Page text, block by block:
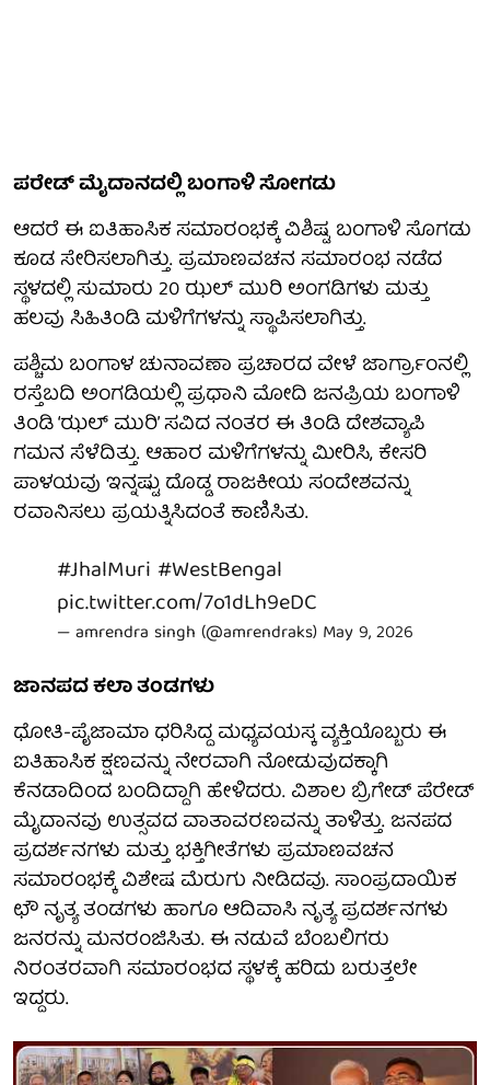
ಪರೇಡ್ ಮೈದಾನದಲ್ಲಿ ಬಂಗಾಳಿ ಸೋಗಡು
ಆದರೆ ಈ ಐತಿಹಾಸಿಕ ಸಮಾರಂಭಕ್ಕೆ ವಿಶಿಷ್ಟ ಬಂಗಾಳಿ ಸೊಗಡು
ಕೂಡ ಸೇರಿಸಲಾಗಿತ್ತು. ಪ್ರಮಾಣವಚನ ಸಮಾರಂಭ ನಡೆದ
ಸ್ಥಳದಲ್ಲಿ ಸುಮಾರು 20 ಝಲ್ ಮುರಿ ಅಂಗಡಿಗಳು ಮತ್ತು
ಹಲವು ಸಿಹಿತಿಂಡಿ ಮಳಿಗೆಗಳನ್ನು ಸ್ಥಾಪಿಸಲಾಗಿತ್ತು.
ಪಶ್ಚಿಮ ಬಂಗಾಳ ಚುನಾವಣಾ ಪ್ರಚಾರದ ವೇಳೆ ಜಾರ್ಗ್ರಾಂನಲ್ಲಿ
ರಸ್ತೆಬದಿ ಅಂಗಡಿಯಲ್ಲಿ ಪ್ರಧಾನಿ ಮೋದಿ ಜನಪ್ರಿಯ ಬಂಗಾಳಿ
ತಿಂಡಿ ‘ಝಲ್ ಮುರಿ’ ಸವಿದ ನಂತರ ಈ ತಿಂಡಿ ದೇಶವ್ಯಾಪಿ
ಗಮನ ಸೆಳೆದಿತ್ತು. ಆಹಾರ ಮಳಿಗೆಗಳನ್ನು ಮೀರಿಸಿ, ಕೇಸರಿ
ಪಾಳಯವು ಇನ್ನಷ್ಟು ದೊಡ್ಡ ರಾಜಕೀಯ ಸಂದೇಶವನ್ನು
ರವಾನಿಸಲು ಪ್ರಯತ್ನಿಸಿದಂತೆ ಕಾಣಿಸಿತು.
#JhalMuri #WestBengal
pic.twitter.com/7o1dLh9eDC
— amrendra singh (@amrendraks) May 9, 2026
ಜಾನಪದ ಕಲಾ ತಂಡಗಳು
ಧೋತಿ-ಪೈಜಾಮಾ ಧರಿಸಿದ್ದ ಮಧ್ಯವಯಸ್ಕ ವ್ಯಕ್ತಿಯೊಬ್ಬರು ಈ
ಐತಿಹಾಸಿಕ ಕ್ಷಣವನ್ನು ನೇರವಾಗಿ ನೋಡುವುದಕ್ಕಾಗಿ
ಕೆನಡಾದಿಂದ ಬಂದಿದ್ದಾಗಿ ಹೇಳಿದರು. ವಿಶಾಲ ಬ್ರಿಗೇಡ್ ಪೆರೇಡ್
ಮೈದಾನವು ಉತ್ಸವದ ವಾತಾವರಣವನ್ನು ತಾಳಿತ್ತು. ಜನಪದ
ಪ್ರದರ್ಶನಗಳು ಮತ್ತು ಭಕ್ತಿಗೀತೆಗಳು ಪ್ರಮಾಣವಚನ
ಸಮಾರಂಭಕ್ಕೆ ವಿಶೇಷ ಮೆರುಗು ನೀಡಿದವು. ಸಾಂಪ್ರದಾಯಿಕ
ಛೌ ನೃತ್ಯ ತಂಡಗಳು ಹಾಗೂ ಆದಿವಾಸಿ ನೃತ್ಯ ಪ್ರದರ್ಶನಗಳು
ಜನರನ್ನು ಮನರಂಜಿಸಿತು. ಈ ನಡುವೆ ಬೆಂಬಲಿಗರು
ನಿರಂತರವಾಗಿ ಸಮಾರಂಭದ ಸ್ಥಳಕ್ಕೆ ಹರಿದು ಬರುತ್ತಲೇ
ಇದ್ದರು.